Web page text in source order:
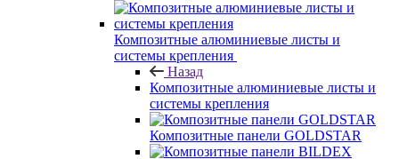
Композитные алюминиевые листы и
системы крепления
Назад
Композитные алюминиевые листы и
системы крепления
Композитные панели GOLDSTAR